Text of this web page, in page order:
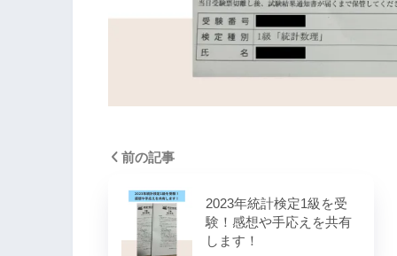
前の記事
2023年統計検定1級を受
験！感想や手応えを共有
します！